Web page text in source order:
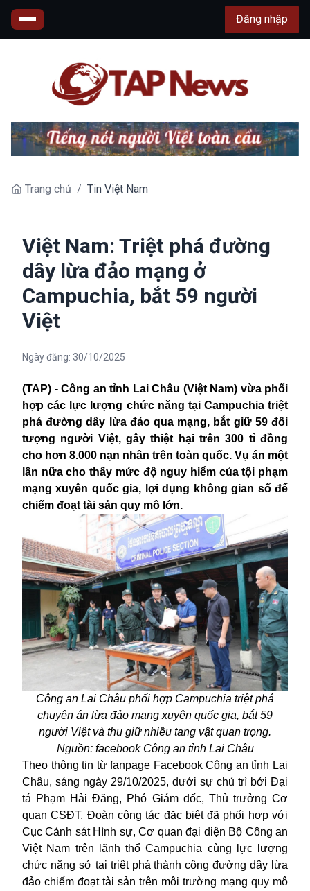
Đăng nhập
Trang chủ / Tin Việt Nam
Việt Nam: Triệt phá đường
dây lừa đảo mạng ở
Campuchia, bắt 59 người
Việt
Ngày đăng: 30/10/2025
(TAP) - Công an tỉnh Lai Châu (Việt Nam) vừa phối
hợp các lực lượng chức năng tại Campuchia triệt
phá đường dây lừa đảo qua mạng, bắt giữ 59 đối
tượng người Việt, gây thiệt hại trên 300 tỉ đồng
cho hơn 8.000 nạn nhân trên toàn quốc. Vụ án một
lần nữa cho thấy mức độ nguy hiểm của tội phạm
mạng xuyên quốc gia, lợi dụng không gian số để
chiếm đoạt tài sản quy mô lớn.
Công an Lai Châu phối hợp Campuchia triệt phá
chuyên án lừa đảo mạng xuyên quốc gia, bắt 59
người Việt và thu giữ nhiều tang vật quan trọng.
Nguồn: facebook Công an tỉnh Lai Châu
Theo thông tin từ fanpage Facebook Công an tỉnh Lai
Châu, sáng ngày 29/10/2025, dưới sự chủ trì bởi Đại
tá Phạm Hải Đăng, Phó Giám đốc, Thủ trưởng Cơ
quan CSĐT, Đoàn công tác đặc biệt đã phối hợp với
Cục Cảnh sát Hình sự, Cơ quan đại diện Bộ Công an
Việt Nam trên lãnh thổ Campuchia cùng lực lượng
chức năng sở tại triệt phá thành công đường dây lừa
đảo chiếm đoạt tài sản trên môi trường mạng quy mô